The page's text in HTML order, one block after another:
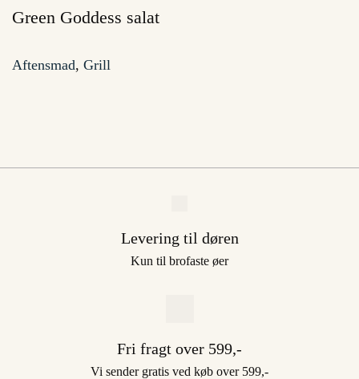
Green Goddess salat
Aftensmad, Grill
Levering til døren
Kun til brofaste øer
Fri fragt over 599,-
Vi sender gratis ved køb over 599,-